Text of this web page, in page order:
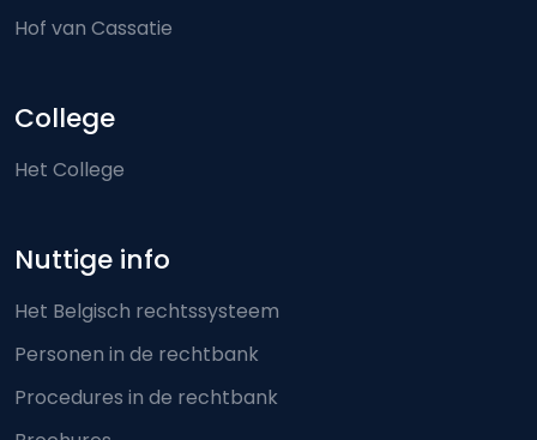
Hof van Cassatie
College
Het College
Nuttige info
Het Belgisch rechtssysteem
Personen in de rechtbank
Procedures in de rechtbank